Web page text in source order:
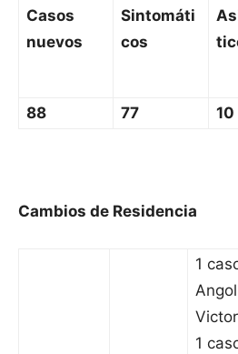
Casos
nuevos
Sintomáti
cos
88
77 10
Cambios de Residencia
1
1